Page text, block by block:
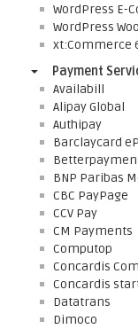
WordPress E-
WordPress
xt:Commerce
Payment
Availabill
Alipay Global
Authipay
Barclaycard
BNP Paribas
CBC PayPage
CCV Pay
CM Payments
Computop
Concardis
Concardis
Datatrans
Dimoco